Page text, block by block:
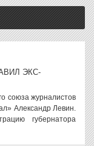
ЭКС-
союза журналистов
Александр Левин.
губернатора